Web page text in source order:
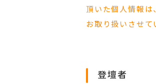
頂いた個人情報は
お取り扱いさせて
登壇者